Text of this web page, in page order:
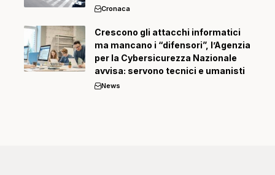
Cronaca
Crescono gli attacchi informatici
ma mancano i “difensori”, l’Agenzia
per la Cybersicurezza Nazionale
avvisa: servono tecnici e umanisti
News